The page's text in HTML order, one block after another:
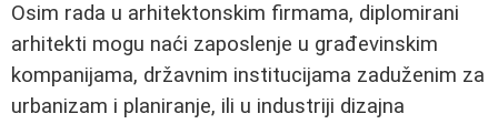
Osim rada u arhitektonskim firmama, diplomirani
arhitekti mogu naći zaposlenje u građevinskim
kompanijama, državnim institucijama zaduženim za
urbanizam i planiranje, ili u industriji dizajna